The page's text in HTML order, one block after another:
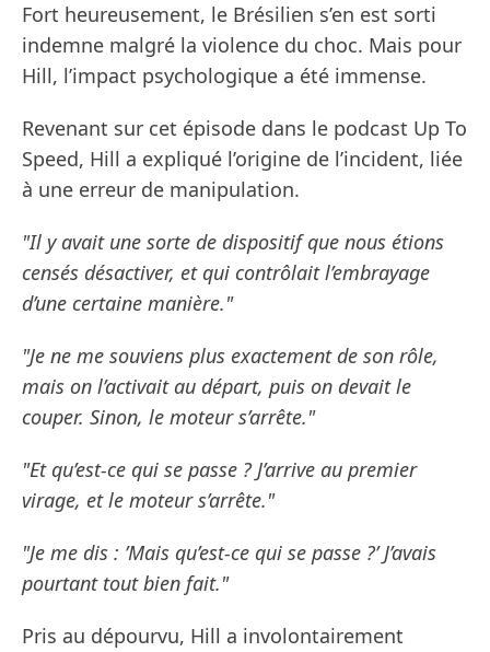
Fort heureusement, le Brésilien s’en est sorti
indemne malgré la violence du choc. Mais pour
Hill, l’impact psychologique a été immense.
Revenant sur cet épisode dans le podcast Up To
Speed, Hill a expliqué l’origine de l’incident, liée
à une erreur de manipulation.
"Il y avait une sorte de dispositif que nous étions
censés désactiver, et qui contrôlait l’embrayage
d’une certaine manière."
"Je ne me souviens plus exactement de son rôle,
mais on l’activait au départ, puis on devait le
couper. Sinon, le moteur s’arrête."
"Et qu’est-ce qui se passe ? J’arrive au premier
virage, et le moteur s’arrête."
"Je me dis : ’Mais qu’est-ce qui se passe ?’ J’avais
pourtant tout bien fait."
Pris au dépourvu, Hill a involontairement